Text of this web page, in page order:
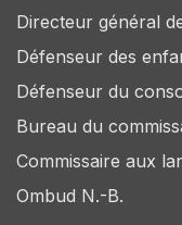
Directeur général
Défenseur des
Défenseur du
Bureau du
Commissaire aux
Ombud N.-B.